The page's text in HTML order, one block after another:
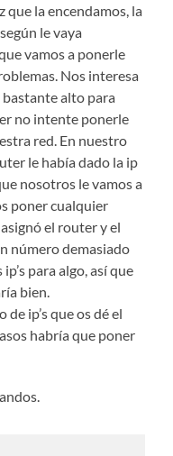
que la encendamos, la
le vaya
vamos a ponerle
Nos interesa
alto para
no intente ponerle
red. En nuestro
le había dado la ip
nosotros le vamos a
poner cualquier
el router y el
número demasiado
para algo, así que
bien.
ip’s que os dé el
habría que poner